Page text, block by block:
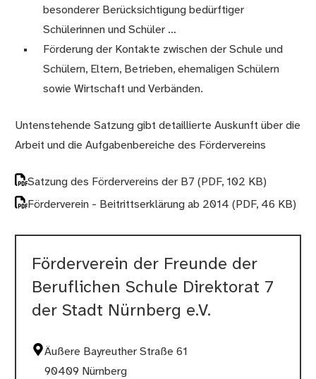
besonderer Berücksichtigung bedürftiger
Schülerinnen und Schüler …
Förderung der Kontakte zwischen der Schule und
Schülern, Eltern, Betrieben, ehemaligen Schülern
sowie Wirtschaft und Verbänden.
Untenstehende Satzung gibt detaillierte Auskunft über die
Arbeit und die Aufgabenbereiche des Fördervereins
Satzung des Fördervereins der B7(PDF, 102 KB)
Förderverein - Beitrittserklärung ab 2014(PDF, 46 KB)
Förderverein der Freunde der
Beruflichen Schule Direktorat 7
der Stadt Nürnberg e.V.
Äußere Bayreuther Straße 61
90409 Nürnberg